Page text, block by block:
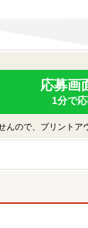
応募画
1分で
ので、プリントア